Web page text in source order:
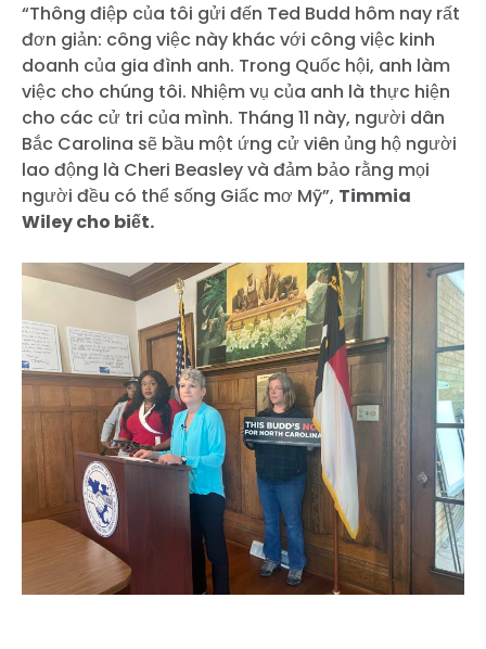
“Thông điệp của tôi gửi đến Ted Budd hôm nay rất
đơn giản: công việc này khác với công việc kinh
doanh của gia đình anh. Trong Quốc hội, anh làm
việc cho chúng tôi. Nhiệm vụ của anh là thực hiện
cho các cử tri của mình. Tháng 11 này, người dân
Bắc Carolina sẽ bầu một ứng cử viên ủng hộ người
lao động là Cheri Beasley và đảm bảo rằng mọi
người đều có thể sống Giấc mơ Mỹ”, Timmia
Wiley cho biết.